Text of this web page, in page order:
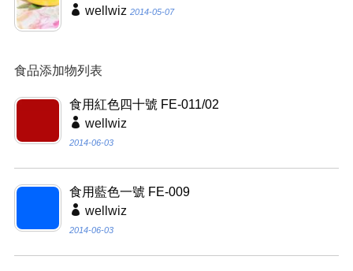
wellwiz 2014-05-07
食品添加物列表
食用紅色四十號 FE-011/02
wellwiz
2014-06-03
食用藍色一號 FE-009
wellwiz
2014-06-03